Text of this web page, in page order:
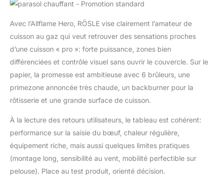
Avec l’Allflame Hero, RÖSLE vise clairement l’amateur de
cuisson au gaz qui veut retrouver des sensations proches
d’une cuisson « pro »: forte puissance, zones bien
différenciées et contrôle visuel sans ouvrir le couvercle. Sur le
papier, la promesse est ambitieuse avec 6 brûleurs, une
primezone annoncée très chaude, un backburner pour la
rôtisserie et une grande surface de cuisson.
À la lecture des retours utilisateurs, le tableau est cohérent:
performance sur la saisie du bœuf, chaleur régulière,
équipement riche, mais aussi quelques limites pratiques
(montage long, sensibilité au vent, mobilité perfectible sur
pelouse). Place au test produit, orienté décision.